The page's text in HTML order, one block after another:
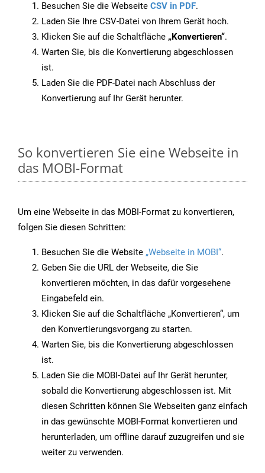
Besuchen Sie die Webseite CSV in PDF.
Laden Sie Ihre CSV-Datei von Ihrem Gerät hoch.
Klicken Sie auf die Schaltfläche „Konvertieren“.
Warten Sie, bis die Konvertierung abgeschlossen
ist.
Laden Sie die PDF-Datei nach Abschluss der
Konvertierung auf Ihr Gerät herunter.
So konvertieren Sie eine Webseite in
das MOBI-Format
Um eine Webseite in das MOBI-Format zu konvertieren,
folgen Sie diesen Schritten:
Besuchen Sie die Website „Webseite in MOBI“.
Geben Sie die URL der Webseite, die Sie
konvertieren möchten, in das dafür vorgesehene
Eingabefeld ein.
Klicken Sie auf die Schaltfläche „Konvertieren“, um
den Konvertierungsvorgang zu starten.
Warten Sie, bis die Konvertierung abgeschlossen
ist.
Laden Sie die MOBI-Datei auf Ihr Gerät herunter,
sobald die Konvertierung abgeschlossen ist. Mit
diesen Schritten können Sie Webseiten ganz einfach
in das gewünschte MOBI-Format konvertieren und
herunterladen, um offline darauf zuzugreifen und sie
weiter zu verwenden.